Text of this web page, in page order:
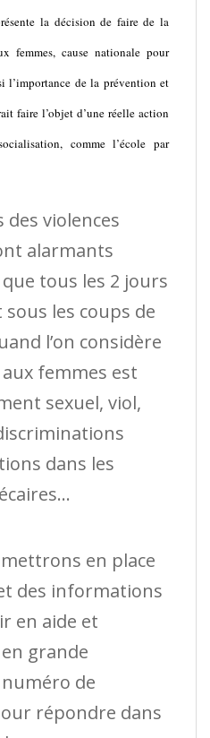
la décision de faire de la
femmes, cause nationale pour
l’importance de la prévention et
faire l’objet d’une réelle action
comme l’école par
des violences
alarmants
tous les 2 jours
les coups de
l’on considère
femmes est
sexuel, viol,
dans les
mettrons en place
des informations
en aide et
grande
de
répondre dans